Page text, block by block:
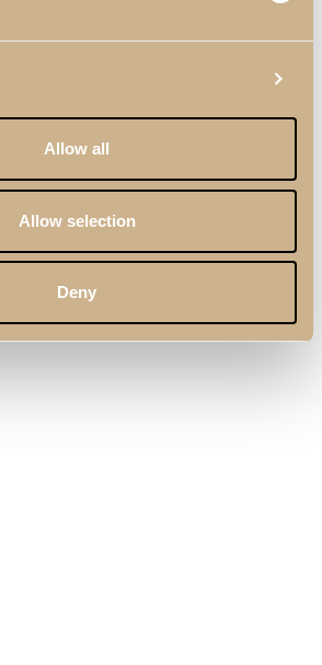
Allow all
Allow selection
Deny
para lhe mostrar o que temos
visão renovada sobre conforto,
a 2 de junho e acreditamos que
em primeira mão. Subscreva a
fazer parte deste momento.